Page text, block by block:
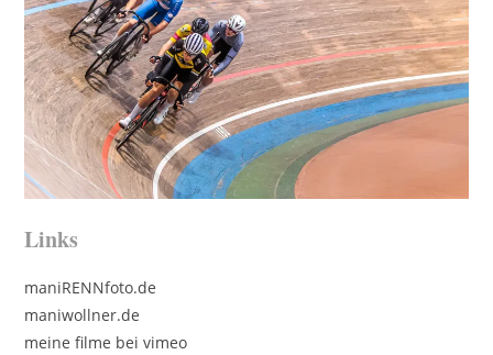
Links
maniRENNfoto.de
maniwollner.de
meine filme bei vimeo